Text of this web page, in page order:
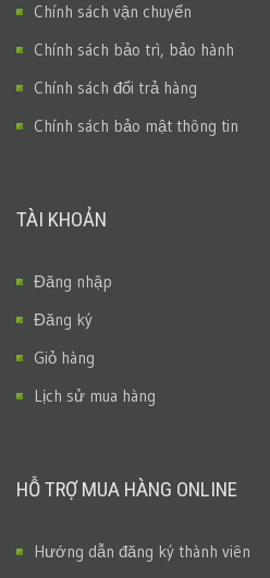
Chính sách vận chuyển
Chính sách bảo trì, bảo hành
Chính sách đổi trả hàng
Chính sách bảo mật thông tin
TÀI KHOẢN
Đăng nhập
Đăng ký
Giỏ hàng
Lịch sử mua hàng
HỖ TRỢ MUA HÀNG ONLINE
Hướng dẫn đăng ký thành viên